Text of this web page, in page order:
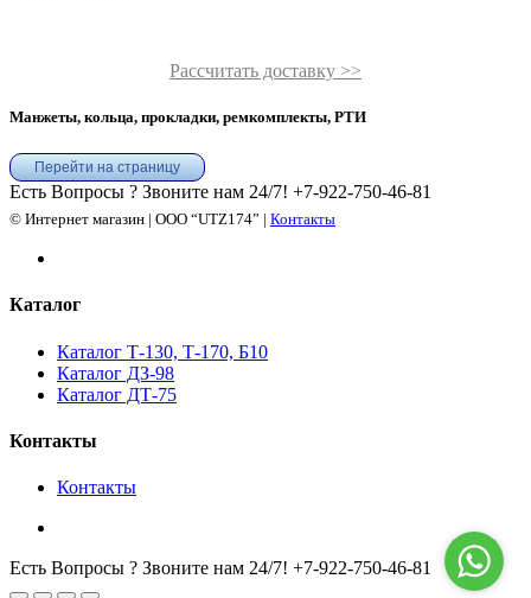
Рассчитать доставку >>
Манжеты, кольца, прокладки, ремкомплекты, РТИ
Перейти на страницу
Есть Вопросы ? Звоните нам 24/7! +7-922-750-46-81
© Интернет магазин | ООО “UTZ174” | Контакты
Каталог
Каталог Т-130, Т-170, Б10
Каталог ДЗ-98
Каталог ДТ-75
Контакты
Контакты
Есть Вопросы ? Звоните нам 24/7! +7-922-750-46-81